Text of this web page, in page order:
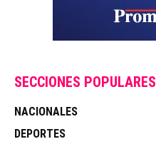
SECCIONES POPULARES
NACIONALES
DEPORTES